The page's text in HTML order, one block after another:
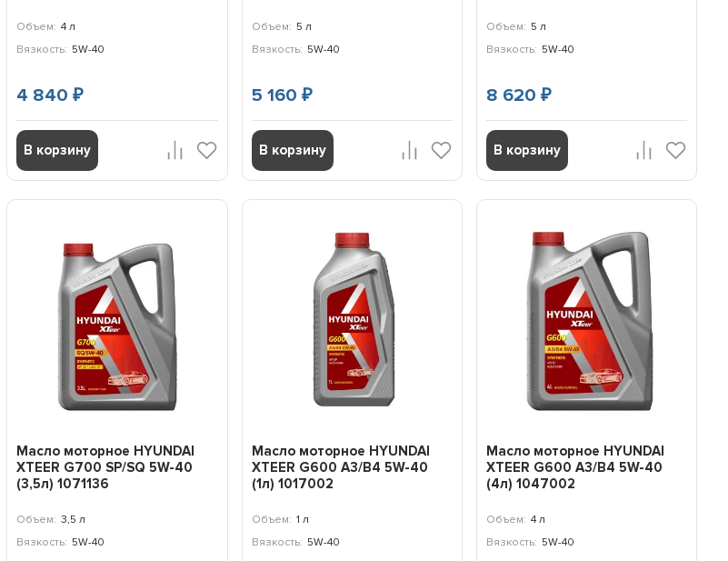
Объем: 4 л
Вязкость: 5W-40
4 840₽
В корзину
Объем: 5 л
Вязкость: 5W-40
5 160 ₽
В корзину
Объем: 5 л
Вязкость: 5W-40
8 620 ₽
В корзину
Масло моторное HYUNDAI
XTEER G700 SP/SQ 5W-40
(3,5л) 1071136
Объем: 3,5 л
Вязкость: 5W-40
Масло моторное HYUNDAI
XTEER G600 A3/B4 5W-40
(1л) 1017002
Объем: 1 л
Вязкость: 5W-40
Масло моторное HYUNDAI
XTEER G600 A3/B4 5W-40
(4л) 1047002
Объем: 4 л
Вязкость: 5W-40